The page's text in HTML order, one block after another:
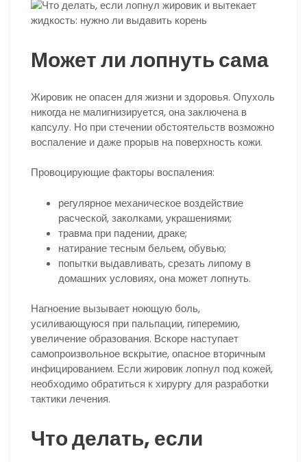
Может ли лопнуть сама
Жировик не опасен для жизни и здоровья. Опухоль
никогда не малигнизируется, она заключена в
капсулу. Но при стечении обстоятельств возможно
воспаление и даже прорыв на поверхность кожи.
Провоцирующие факторы воспаления:
регулярное механическое воздействие
расческой, заколками, украшениями;
травма при падении, драке;
натирание тесным бельем, обувью;
попытки выдавливать, срезать липому в
домашних условиях, она может лопнуть.
Нагноение вызывает ноющую боль,
усиливающуюся при пальпации, гиперемию,
увеличение образования. Вскоре наступает
самопроизвольное вскрытие, опасное вторичным
инфицированием. Если жировик лопнул под кожей,
необходимо обратиться к хирургу для разработки
тактики лечения.
Что делать, если